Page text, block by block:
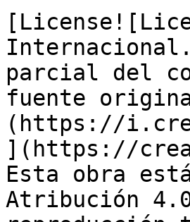
parcial del
fuente
(https://
](https://
Esta obra
Atribución